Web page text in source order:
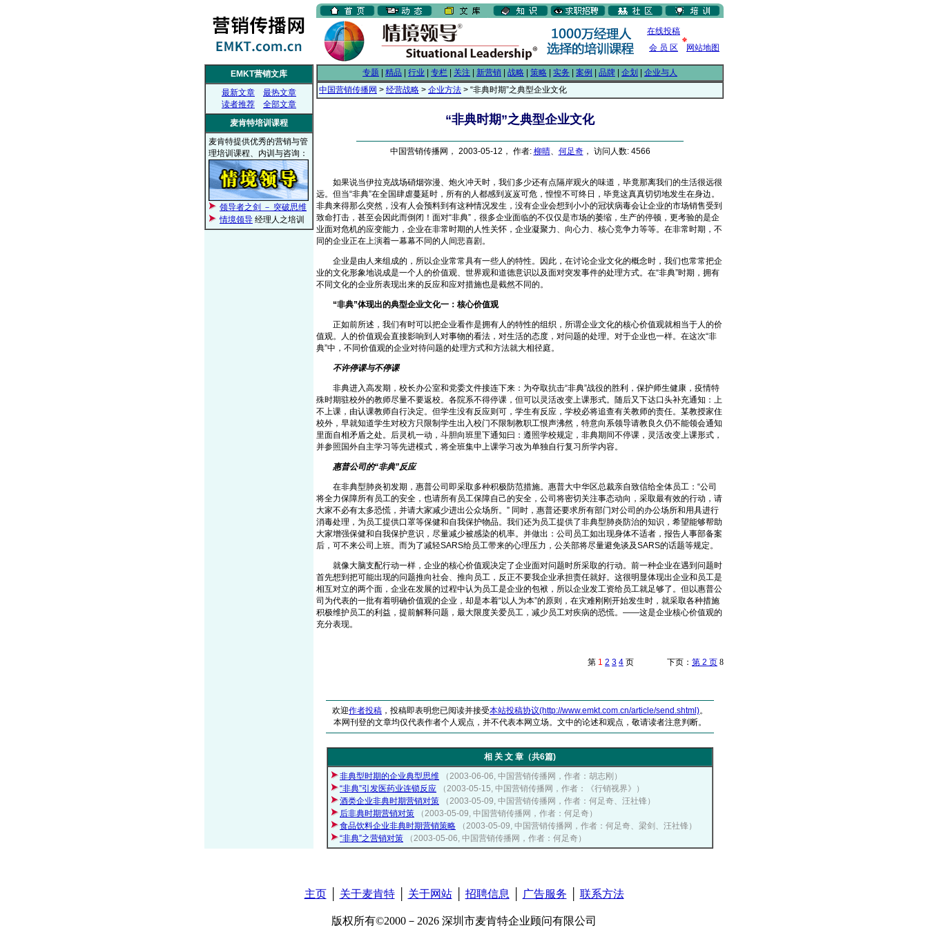
在线投稿
会 员 区
网站地图
EMKT营销文库
最新文章
最热文章
读者推荐
全部文章
麦肯特培训课程
麦肯特提供优秀的营销与管
理培训课程、内训与咨询：
领导者之剑 － 突破思维
情境领导 经理人之培训
专题 精品 行业 专栏 关注 新营销 战略 策略 实务 案例 品牌 企划
企业与人
中国营销传播网 > 经营战略 > 企业方法 > “非典时期”之典型企业文化
“非典时期”之典型企业文化
中国营销传播网， 2003-05-12， 作者: 柳晴、 何足奇， 访问人数: 4566
如果说当伊拉克战场硝烟弥漫、炮火冲天时，我们多少还有点隔岸观火的味道，毕竟那离我们的生活很远很
远。但当“非典”在全国肆虐蔓延时，所有的人都感到岌岌可危，惶惶不可终日，毕竟这真真切切地发生在身边。
非典来得那么突然，没有人会预料到有这种情况发生，没有企业会想到小小的冠状病毒会让企业的市场销售受到
致命打击，甚至会因此而倒闭！面对“非典”，很多企业面临的不仅仅是市场的萎缩，生产的停顿，更考验的是企
业面对危机的应变能力，企业在非常时期的人性关怀，企业凝聚力、向心力、核心竞争力等等。在非常时期，不
同的企业正在上演着一幕幕不同的人间悲喜剧。
企业是由人来组成的，所以企业常常具有一些人的特性。因此，在讨论企业文化的概念时，我们也常常把企
业的文化形象地说成是一个人的价值观、世界观和道德意识以及面对突发事件的处理方式。在“非典”时期，拥有
不同文化的企业所表现出来的反应和应对措施也是截然不同的。
“非典”体现出的典型企业文化一：核心价值观
正如前所述，我们有时可以把企业看作是拥有人的特性的组织，所谓企业文化的核心价值观就相当于人的价
值观。人的价值观会直接影响到人对事物的看法，对生活的态度，对问题的处理。对于企业也一样。在这次“非
典”中，不同价值观的企业对待问题的处理方式和方法就大相径庭。
不许停课与不停课
非典进入高发期，校长办公室和党委文件接连下来：为夺取抗击“非典”战役的胜利，保护师生健康，疫情特
殊时期驻校外的教师尽量不要返校。各院系不得停课，但可以灵活改变上课形式。随后又下达口头补充通知：上
不上课，由认课教师自行决定。但学生没有反应则可，学生有反应，学校必将追查有关教师的责任。某教授家住
校外，早就知道学生对校方只限制学生出入校门不限制教职工恨声沸然，特意向系领导请教良久仍不能领会通知
里面自相矛盾之处。后灵机一动，斗胆向班里下通知曰：遵照学校规定，非典期间不停课，灵活改变上课形式，
并参照国外自主学习等先进模式，将全班集中上课学习改为单独自行复习所学内容。
惠普公司的“非典”反应
在非典型肺炎初发期，惠普公司即采取多种积极防范措施。惠普大中华区总裁亲自致信给全体员工：“公司
将全力保障所有员工的安全，也请所有员工保障自己的安全，公司将密切关注事态动向，采取最有效的行动，请
大家不必有太多恐慌，并请大家减少进出公众场所。” 同时，惠普还要求所有部门对公司的办公场所和用具进行
消毒处理，为员工提供口罩等保健和自我保护物品。我们还为员工提供了非典型肺炎防治的知识，希望能够帮助
大家增强保健和自我保护意识，尽量减少被感染的机率。并做出：公司员工如出现身体不适者，报告人事部备案
后，可不来公司上班。而为了减轻SARS给员工带来的心理压力，公关部将尽量避免谈及SARS的话题等规定。
就像大脑支配行动一样，企业的核心价值观决定了企业面对问题时所采取的行动。前一种企业在遇到问题时
首先想到把可能出现的问题推向社会、推向员工，反正不要我企业承担责任就好。这很明显体现出企业和员工是
相互对立的两个面，企业在发展的过程中认为员工是企业的包袱，所以企业发工资给员工就足够了。但以惠普公
司为代表的一批有着明确价值观的企业，却是本着“以人为本”的原则，在灾难刚刚开始发生时，就采取各种措施
积极维护员工的利益，提前解释问题，最大限度关爱员工，减少员工对疾病的恐慌。——这是企业核心价值观的
充分表现。
第 1 2 3 4 页 下页： 第 2 页 8
欢迎作者投稿 ，投稿即表明您已阅读并接受本站投稿协议(http://www.emkt.com.cn/article/send.shtml)。
本网刊登的文章均仅代表作者个人观点，并不代表本网立场。文中的论述和观点，敬请读者注意判断。
相 关 文 章（共6篇)
非典型时期的企业典型思维
（2003-06-06, 中国营销传播网，作者：胡志刚）
“非典”引发医药业连锁反应
（2003-05-15, 中国营销传播网，作者：《行销视界》）
酒类企业非典时期营销对策
（2003-05-09, 中国营销传播网，作者：何足奇、汪社锋）
后非典时期营销对策
（2003-05-09, 中国营销传播网，作者：何足奇）
食品饮料企业非典时期营销策略
（2003-05-09, 中国营销传播网，作者：何足奇、梁剑、汪社锋）
“非典”之营销对策
（2003-05-06, 中国营销传播网，作者：何足奇）
主页│ 关于麦肯特│ 关于网站│ 招聘信息 广告服务 联系方法
版权所有©2000－2026 深圳市麦肯特企业顾问有限公司